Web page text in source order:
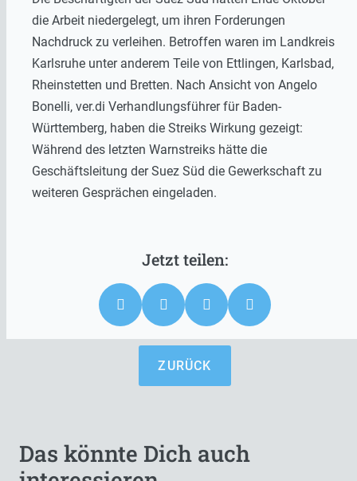
die Arbeit niedergelegt, um ihren Forderungen
Nachdruck zu verleihen. Betroffen waren im Landkreis
Karlsruhe unter anderem Teile von Ettlingen, Karlsbad,
Rheinstetten und Bretten. Nach Ansicht von Angelo
Bonelli, ver.di Verhandlungsführer für Baden-
Württemberg, haben die Streiks Wirkung gezeigt:
Während des letzten Warnstreiks hätte die
Geschäftsleitung der Suez Süd die Gewerkschaft zu
weiteren Gesprächen eingeladen.
ZURÜCK
Das könnte Dich auch